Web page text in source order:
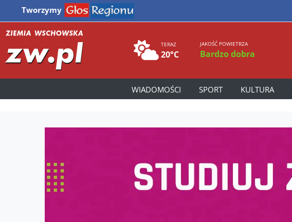
Tworzymy
TERAZ
20°C
JAKOŚĆ POWIETRZA
Bardzo dobra
WIADOMOŚCI SPORT KULTURA